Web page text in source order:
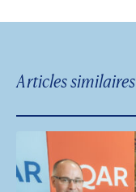
Articles similaires